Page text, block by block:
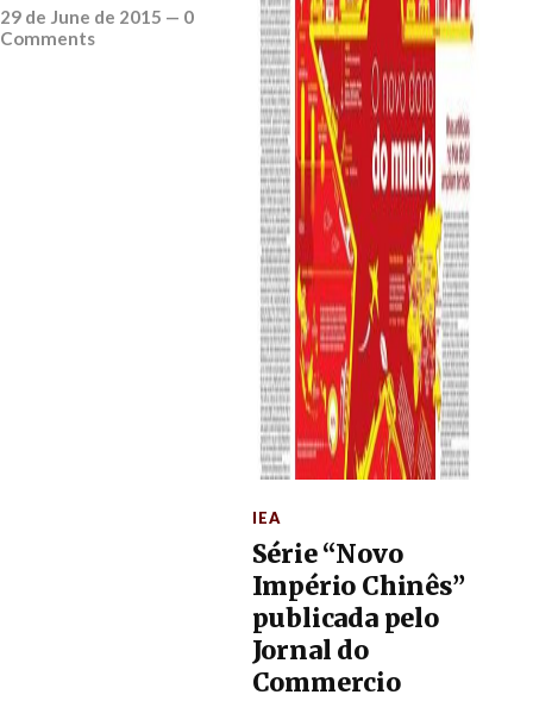
29 de June de 2015 — 0
Comments
IEA
Série “Novo
Império Chinês”
publicada pelo
Jornal do
Commercio